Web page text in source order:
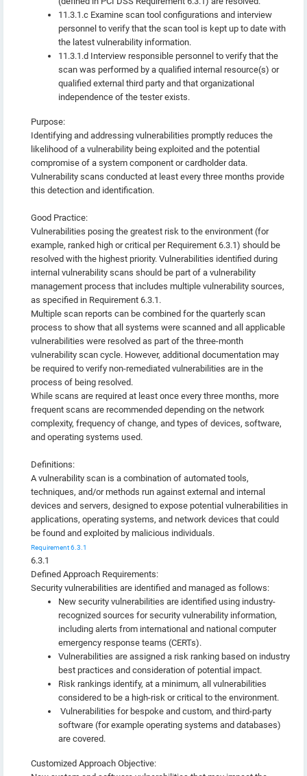
11.3.1.c Examine scan tool configurations and interview
personnel to verify that the scan tool is kept up to date with
the latest vulnerability information.
11.3.1.d Interview responsible personnel to verify that the
scan was performed by a qualified internal resource(s) or
qualified external third party and that organizational
independence of the tester exists.
Purpose:
Identifying and addressing vulnerabilities promptly reduces the
likelihood of a vulnerability being exploited and the potential
compromise of a system component or cardholder data.
Vulnerability scans conducted at least every three months provide
this detection and identification.
Good Practice:
Vulnerabilities posing the greatest risk to the environment (for
example, ranked high or critical per Requirement 6.3.1) should be
resolved with the highest priority. Vulnerabilities identified during
internal vulnerability scans should be part of a vulnerability
management process that includes multiple vulnerability sources,
as specified in Requirement 6.3.1.
Multiple scan reports can be combined for the quarterly scan
process to show that all systems were scanned and all applicable
vulnerabilities were resolved as part of the three-month
vulnerability scan cycle. However, additional documentation may
be required to verify non-remediated vulnerabilities are in the
process of being resolved.
While scans are required at least once every three months, more
frequent scans are recommended depending on the network
complexity, frequency of change, and types of devices, software,
and operating systems used.
Definitions:
A vulnerability scan is a combination of automated tools,
techniques, and/or methods run against external and internal
devices and servers, designed to expose potential vulnerabilities in
applications, operating systems, and network devices that could
be found and exploited by malicious individuals.
Requirement 6.3.1
6.3.1
Defined Approach Requirements:
Security vulnerabilities are identified and managed as follows:
New security vulnerabilities are identified using industry-
recognized sources for security vulnerability information,
including alerts from international and national computer
emergency response teams (CERTs).
Vulnerabilities are assigned a risk ranking based on industry
best practices and consideration of potential impact.
Risk rankings identify, at a minimum, all vulnerabilities
considered to be a high-risk or critical to the environment.
Vulnerabilities for bespoke and custom, and third-party
software (for example operating systems and databases)
are covered.
Customized Approach Objective: